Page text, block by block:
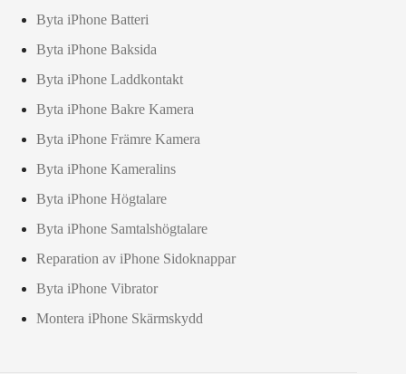
Byta iPhone Batteri
Byta iPhone Baksida
Byta iPhone Laddkontakt
Byta iPhone Bakre Kamera
Byta iPhone Främre Kamera
Byta iPhone Kameralins
Byta iPhone Högtalare
Byta iPhone Samtalshögtalare
Reparation av iPhone Sidoknappar
Byta iPhone Vibrator
Montera iPhone Skärmskydd